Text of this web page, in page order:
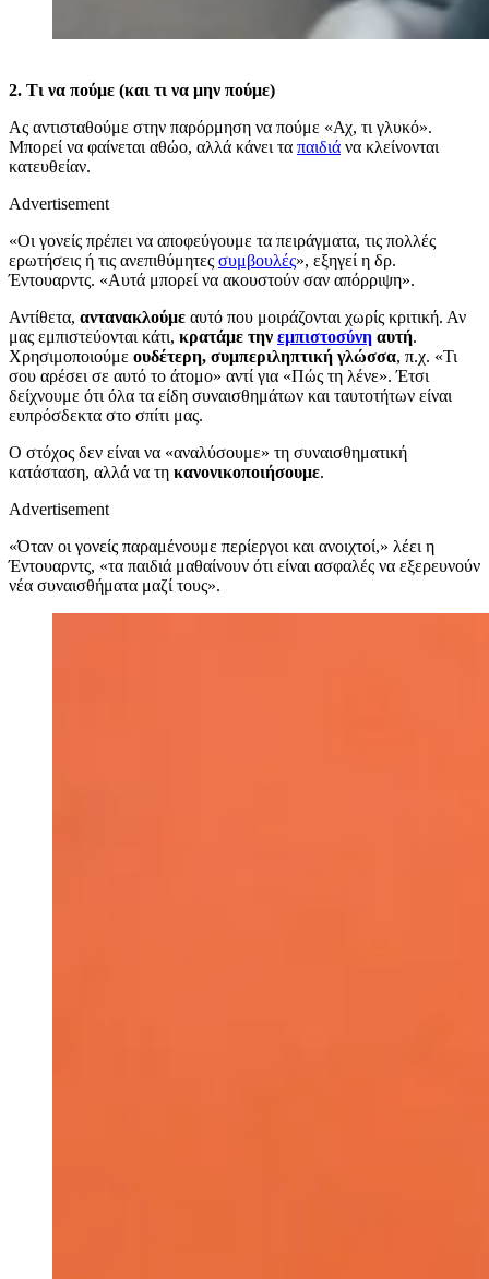
2. Τι να πούμε (και τι να μην πούμε)
Ας αντισταθούμε στην παρόρμηση να πούμε «Αχ, τι γλυκό».
Μπορεί να φαίνεται αθώο, αλλά κάνει τα παιδιά να κλείνονται
κατευθείαν.
Advertisement
«Οι γονείς πρέπει να αποφεύγουμε τα πειράγματα, τις πολλές
ερωτήσεις ή τις ανεπιθύμητες συμβουλές», εξηγεί η δρ.
Έντουαρντς. «Αυτά μπορεί να ακουστούν σαν απόρριψη».
Αντίθετα, αντανακλούμε αυτό που μοιράζονται χωρίς κριτική. Αν
μας εμπιστεύονται κάτι, κρατάμε την εμπιστοσύνη αυτή.
Χρησιμοποιούμε ουδέτερη, συμπεριληπτική γλώσσα, π.χ. «Τι
σου αρέσει σε αυτό το άτομο» αντί για «Πώς τη λένε». Έτσι
δείχνουμε ότι όλα τα είδη συναισθημάτων και ταυτοτήτων είναι
ευπρόσδεκτα στο σπίτι μας.
Ο στόχος δεν είναι να «αναλύσουμε» τη συναισθηματική
κατάσταση, αλλά να τη κανονικοποιήσουμε.
Advertisement
«Όταν οι γονείς παραμένουμε περίεργοι και ανοιχτοί,» λέει η
Έντουαρντς, «τα παιδιά μαθαίνουν ότι είναι ασφαλές να εξερευνούν
νέα συναισθήματα μαζί τους».